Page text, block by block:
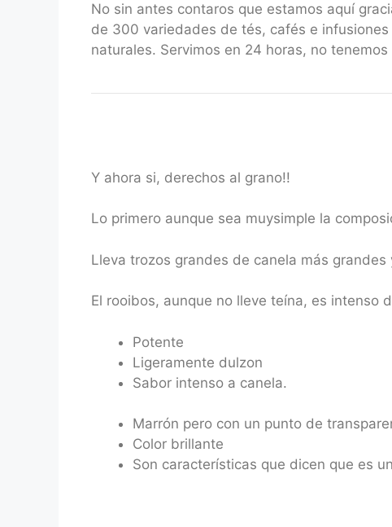
No sin antes contaros que estamos aquí
de 300 variedades de tés, cafés e
naturales. Servimos en 24 horas, no
Y ahora si, derechos al grano!!
Lo primero aunque sea muysimple la
Lleva trozos grandes de canela más
El rooibos, aunque no lleve teína, es intenso
Potente
Ligeramente dulzon
Sabor intenso a canela.
Marrón pero con un punto de
Color brillante
Son características que dicen que es